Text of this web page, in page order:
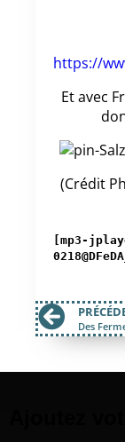
https://
Et avec
(Crédit
[mp3-